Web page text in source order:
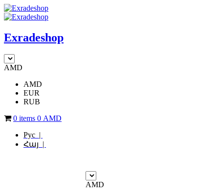
Exradeshop
AMD
AMD
EUR
RUB
0 items 0 AMD
Рус |
Հայ |
AMD